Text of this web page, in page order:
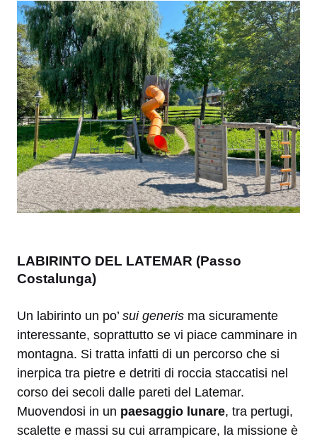
LABIRINTO DEL LATEMAR (Passo
Costalunga)
Un labirinto un po’ sui generis ma sicuramente
interessante, soprattutto se vi piace camminare in
montagna. Si tratta infatti di un percorso che si
inerpica tra pietre e detriti di roccia staccatisi nel
corso dei secoli dalle pareti del Latemar.
Muovendosi in un paesaggio lunare, tra pertugi,
scalette e massi su cui arrampicare, la missione è